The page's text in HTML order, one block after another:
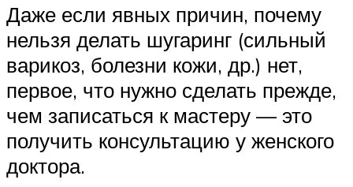
Даже если явных причин, почему
нельзя делать шугаринг (сильный
варикоз, болезни кожи, др.) нет,
первое, что нужно сделать прежде,
чем записаться к мастеру — это
получить консультацию у женского
доктора.